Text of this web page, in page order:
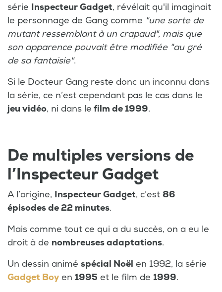
série Inspecteur Gadget, révélait qu'il imaginait
le personnage de Gang comme "une sorte de
mutant ressemblant à un crapaud", mais que
son apparence pouvait être modifiée "au gré
de sa fantaisie".
Si le Docteur Gang reste donc un inconnu dans
la série, ce n’est cependant pas le cas dans le
jeu vidéo, ni dans le film de 1999.
De multiples versions de
l’Inspecteur Gadget
A l’origine, Inspecteur Gadget, c’est 86
épisodes de 22 minutes.
Mais comme tout ce qui a du succès, on a eu le
droit à de nombreuses adaptations.
Un dessin animé spécial Noël en 1992, la série
Gadget Boy en 1995 et le film de 1999.